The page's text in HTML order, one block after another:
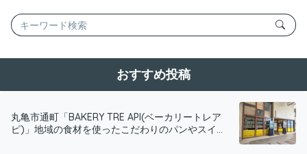
おすすめ投稿
丸亀市通町「BAKERY TRE API(ベーカリートレア
ピ)」地域の食材を使ったこだわりのパンやスイ...